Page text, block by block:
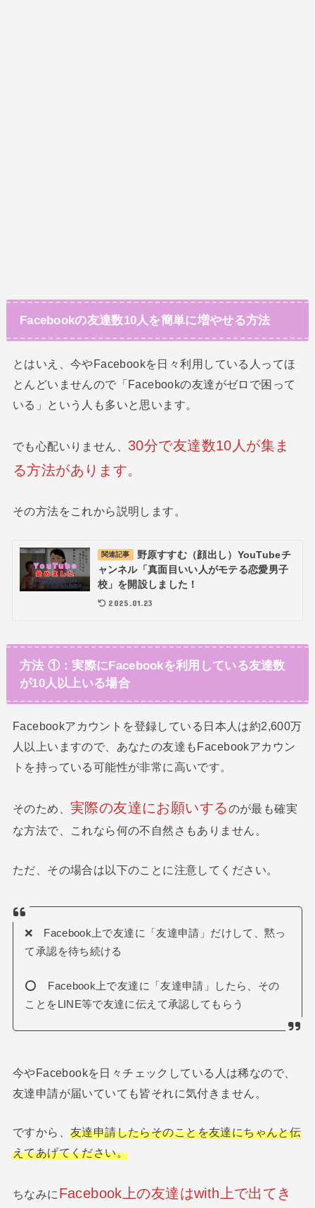
Facebookの友達数10人を簡単に増やせる方法
とはいえ、今やFacebookを日々利用している人ってほ
とんどいませんので「Facebookの友達がゼロで困って
いる」という人も多いと思います。
でも心配いりません、 30分で友達数10人が集ま
る方法があります。
その方法をこれから説明します。
関連記事
野原すすむ（顔出し）YouTubeチ
ャンネル「真面目いい人がモテる恋愛男子
校」を開設しました！
2025.01.23
方法 ①：実際にFacebookを利用している友達数
が10人以上いる場合
Facebookアカウントを登録している日本人は約2,600万
人以上いますので、あなたの友達もFacebookアカウン
トを持っている可能性が非常に高いです。
そのため、 実際の友達にお願いするのが最も確実
な方法で、これなら何の不自然さもありません。
ただ、その場合は以下のことに注意してください。
❌ Facebook上で友達に「友達申請」だけして、黙っ
て承認を待ち続ける
⭕️ Facebook上で友達に「友達申請」したら、その
ことをLINE等で友達に伝えて承認してもらう
今やFacebookを日々チェックしている人は稀なので、
友達申請が届いていても皆それに気付きません。
ですから、 友達申請したらそのことを友達にちゃんと伝
えてあげてください。
ちなみに Facebook上の友達はwith上で出てき